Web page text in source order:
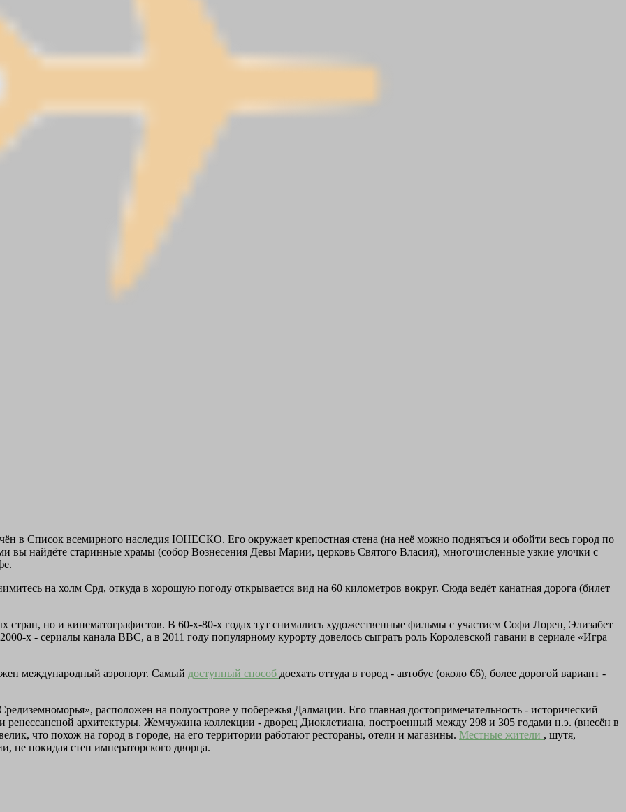
в Список всемирного наследия ЮНЕСКО. Его окружает крепостная стена (на неё можно подняться и обойти весь город по
вы найдёте старинные храмы (собор Вознесения Девы Марии, церковь Святого Власия), многочисленные узкие улочки с
на холм Срд, откуда в хорошую погоду открывается вид на 60 километров вокруг. Сюда ведёт канатная дорога (билет
стран, но и кинематографистов. В 60-х-80-х годах тут снимались художественные фильмы с участием Софи Лорен, Элизабет
х - сериалы канала ВВС, а в 2011 году популярному курорту довелось сыграть роль Королевской гавани в сериале «Игра
международный аэропорт. Самый доступный способ доехать оттуда в город - автобус (около €6), более дорогой вариант -
расположен на полуострове у побережья Далмации. Его главная достопримечательность - исторический
ренессансной архитектуры. Жемчужина коллекции - дворец Диоклетиана, построенный между 298 и 305 годами н.э. (внесён в
что похож на город в городе, на его территории работают рестораны, отели и магазины. Местные жители , шутя,
не покидая стен императорского дворца.